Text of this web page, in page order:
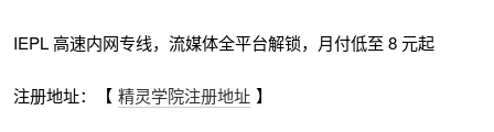
IEPL 高速内网专线，流媒体全平台解锁，月付低至 8 元起
注册地址：【 精灵学院注册地址 】